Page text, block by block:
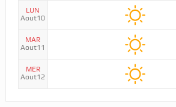
LUN
Aout10
MAR
Aout11
MER
Aout12